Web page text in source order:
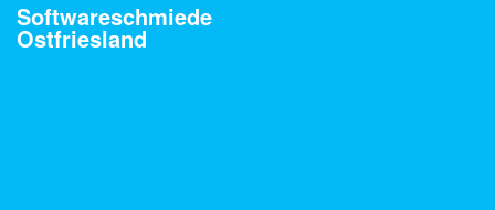
Softwareschmiede
Ostfriesland